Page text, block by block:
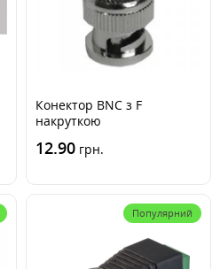
Конектор BNC з F
накруткою
12.90 грн.
Популярний